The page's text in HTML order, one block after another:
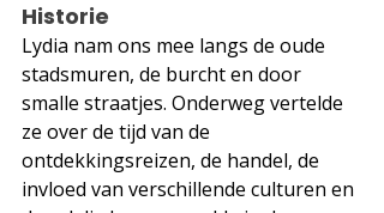
Historie
Lydia nam ons mee langs de oude
stadsmuren, de burcht en door
smalle straatjes. Onderweg vertelde
ze over de tijd van de
ontdekkingsreizen, de handel, de
invloed van verschillende culturen en